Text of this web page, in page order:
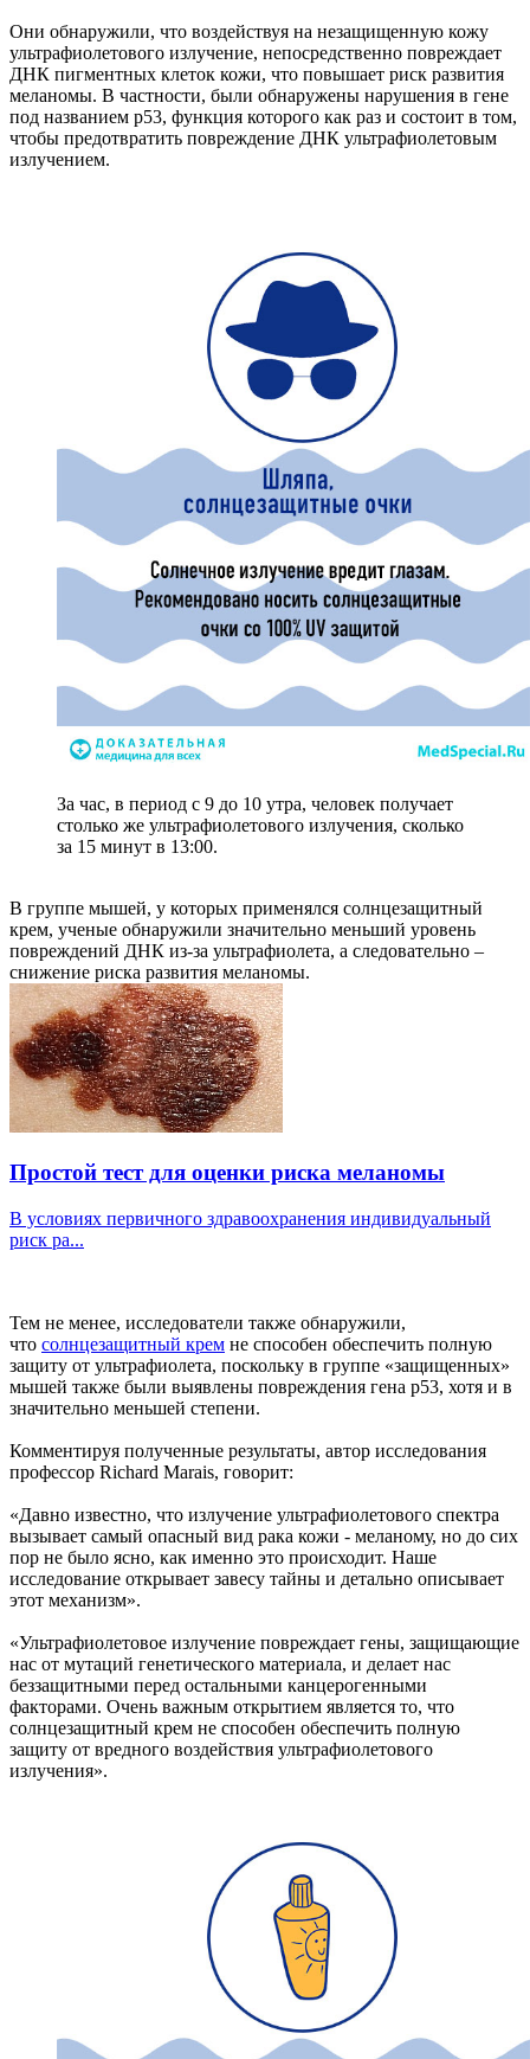
Они обнаружили, что воздействуя на незащищенную кожу
ультрафиолетового излучение, непосредственно повреждает
ДНК пигментных клеток кожи, что повышает риск развития
меланомы. В частности, были обнаружены нарушения в гене
под названием р53, функция которого как раз и состоит в том,
чтобы предотвратить повреждение ДНК ультрафиолетовым
излучением.
За час, в период с 9 до 10 утра, человек получает
столько же ультрафиолетового излучения, сколько
за 15 минут в 13:00.
В группе мышей, у которых применялся солнцезащитный
крем, ученые обнаружили значительно меньший уровень
повреждений ДНК из-за ультрафиолета, а следовательно –
снижение риска развития меланомы.
Простой тест для оценки риска меланомы
В условиях первичного здравоохранения индивидуальный
риск ра...
Тем не менее, исследователи также обнаружили,
что солнцезащитный крем не способен обеспечить полную
защиту от ультрафиолета, поскольку в группе «защищенных»
мышей также были выявлены повреждения гена p53, хотя и в
значительно меньшей степени.
Комментируя полученные результаты, автор исследования
профессор Richard Marais, говорит:
«Давно известно, что излучение ультрафиолетового спектра
вызывает самый опасный вид рака кожи - меланому, но до сих
пор не было ясно, как именно это происходит. Наше
исследование открывает завесу тайны и детально описывает
этот механизм».
«Ультрафиолетовое излучение повреждает гены, защищающие
нас от мутаций генетического материала, и делает нас
беззащитными перед остальными канцерогенными
факторами. Очень важным открытием является то, что
солнцезащитный крем не способен обеспечить полную
защиту от вредного воздействия ультрафиолетового
излучения».